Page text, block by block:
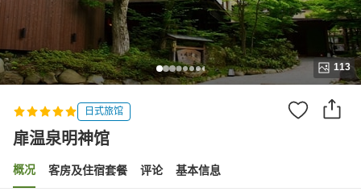
113
日式旅馆
扉温泉明神馆
概况 客房及住宿套餐 评论 基本信息